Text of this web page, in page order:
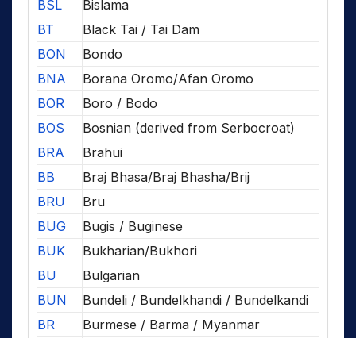
BSL
Bislama
BT
Black Tai / Tai Dam
BON
Bondo
BNA
Borana Oromo/Afan Oromo
BOR
Boro / Bodo
BOS
Bosnian (derived from Serbocroat)
BRA
Brahui
BB
Braj Bhasa/Braj Bhasha/Brij
BRU
Bru
BUG
Bugis / Buginese
BUK
Bukharian/Bukhori
BU
Bulgarian
BUN
Bundeli / Bundelkhandi / Bundelkandi
BR
Burmese / Barma / Myanmar